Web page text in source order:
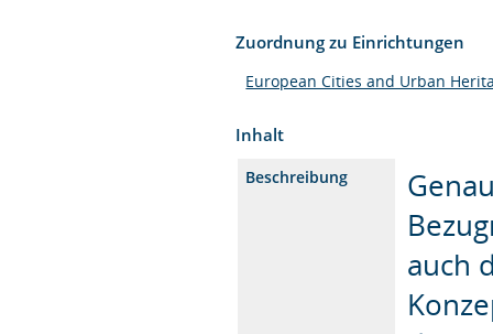
Zuordnung zu Einrichtungen
European Cities and Urban
Inhalt
Beschreibung
auch